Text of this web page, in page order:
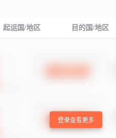
起运国/地区 目的国/地区
登录查看更多